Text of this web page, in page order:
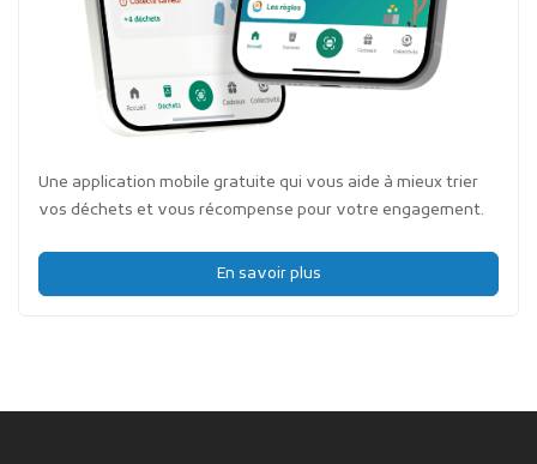
Une application mobile gratuite qui vous aide à mieux trier
vos déchets et vous récompense pour votre engagement.
En savoir plus